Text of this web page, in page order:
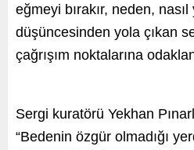
eğmeyi bırakır, neden, nasıl
düşüncesinden yola çıkan
çağrışım noktalarına
Sergi kuratörü Yekhan
“Bedenin özgür olmadığı